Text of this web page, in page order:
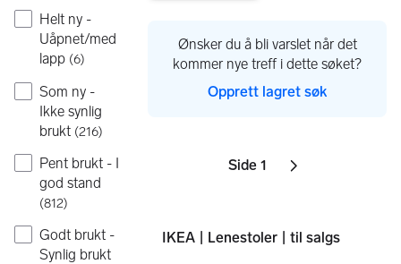
Helt ny -
Uåpnet/med
lapp (6)
Som ny -
Ikke synlig
brukt (216)
Pent brukt - I
god stand
(812)
Godt brukt -
Synlig brukt
Ønsker du å bli varslet når det
kommer nye treff i dette søket?
Opprett lagret søk
Sider
Side 1 Neste side
ikon
IKEA | Lenestoler | til salgs